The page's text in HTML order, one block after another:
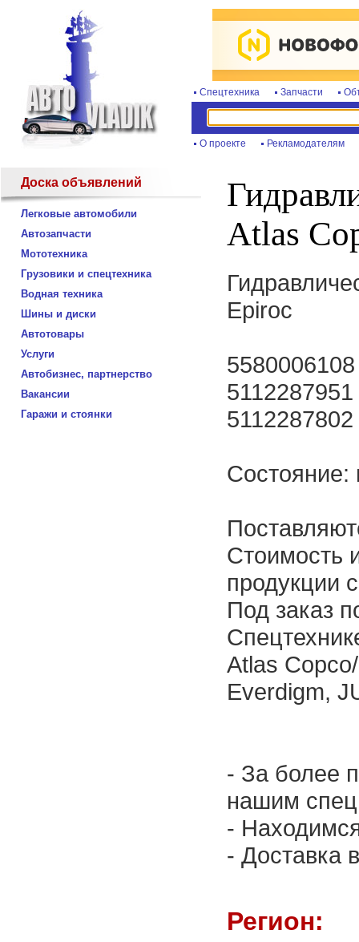
Спецтехника Запчасти
О проекте Рекламодателям
Доска объявлений
Легковые автомобили
Автозапчасти
Мототехника
Грузовики и спецтехника
Водная техника
Шины и диски
Автотовары
Услуги
Автобизнес, партнерство
Вакансии
Гаражи и стоянки
Atlas
Epiroc
Состояние:
Стоимость
продукции
Под заказ
Atlas
Everdigm,
- За более
нашим
-
- Доставка
Регион: